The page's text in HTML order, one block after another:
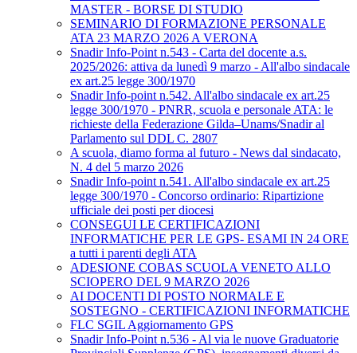
MASTER - BORSE DI STUDIO
SEMINARIO DI FORMAZIONE PERSONALE
ATA 23 MARZO 2026 A VERONA
Snadir Info-Point n.543 - Carta del docente a.s.
2025/2026: attiva da lunedì 9 marzo - All'albo sindacale
ex art.25 legge 300/1970
Snadir Info-point n.542. All'albo sindacale ex art.25
legge 300/1970 - PNRR, scuola e personale ATA: le
richieste della Federazione Gilda–Unams/Snadir al
Parlamento sul DDL C. 2807
A scuola, diamo forma al futuro - News dal sindacato,
N. 4 del 5 marzo 2026
Snadir Info-point n.541. All'albo sindacale ex art.25
legge 300/1970 - Concorso ordinario: Ripartizione
ufficiale dei posti per diocesi
CONSEGUI LE CERTIFICAZIONI
INFORMATICHE PER LE GPS- ESAMI IN 24 ORE
a tutti i parenti degli ATA
ADESIONE COBAS SCUOLA VENETO ALLO
SCIOPERO DEL 9 MARZO 2026
AI DOCENTI DI POSTO NORMALE E
SOSTEGNO - CERTIFICAZIONI INFORMATICHE
FLC SGIL Aggiornamento GPS
Snadir Info-Point n.536 - Al via le nuove Graduatorie